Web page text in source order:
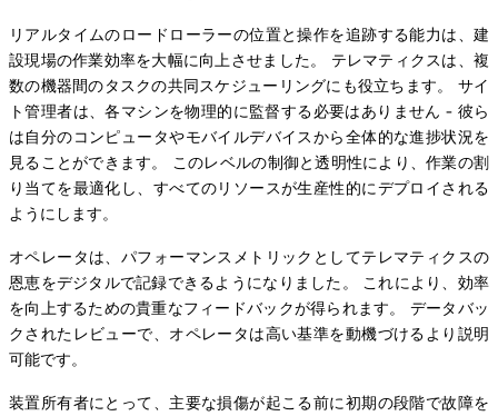
リアルタイムのロードローラーの位置と操作を追跡する能力は、建
設現場の作業効率を大幅に向上させました。 テレマティクスは、複
数の機器間のタスクの共同スケジューリングにも役立ちます。 サイ
ト管理者は、各マシンを物理的に監督する必要はありません - 彼ら
は自分のコンピュータやモバイルデバイスから全体的な進捗状況を
見ることができます。 このレベルの制御と透明性により、作業の割
り当てを最適化し、すべてのリソースが生産性的にデプロイされる
ようにします。
オペレータは、パフォーマンスメトリックとしてテレマティクスの
恩恵をデジタルで記録できるようになりました。 これにより、効率
を向上するための貴重なフィードバックが得られます。 データバッ
クされたレビューで、オペレータは高い基準を動機づけるより説明
可能です。
装置所有者にとって、主要な損傷が起こる前に初期の段階で故障を